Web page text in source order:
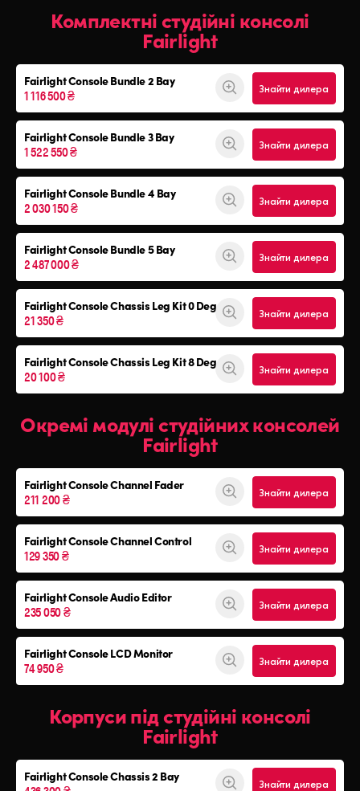
Комплектні студійні консолі
Fairlight
Fairlight ConsoleBundle 2 Bay
1 116 500 ₴ Знайти дилера
Fairlight ConsoleBundle 3 Bay
1 522 550 ₴ Знайти дилера
Fairlight ConsoleBundle 4 Bay
2 030 150 ₴ Знайти дилера
Fairlight ConsoleBundle 5 Bay
2 487 000 ₴ Знайти дилера
Fairlight ConsoleChassis Leg Kit 0 Deg
21 350 ₴ Знайти дилера
Fairlight ConsoleChassis Leg Kit 8 Deg
20 100 ₴ Знайти дилера
Окремі модулі студійних консолей
Fairlight
Fairlight Console Channel Fader
211 200 ₴ Знайти дилера
Fairlight Console Channel Control
129 350 ₴ Знайти дилера
Fairlight Console Audio Editor
235 050 ₴ Знайти дилера
Fairlight Console LCD Monitor
74 950 ₴ Знайти дилера
Корпуси під студійні консолі
Fairlight
Fairlight ConsoleChassis 2 Bay
Знайти дилера